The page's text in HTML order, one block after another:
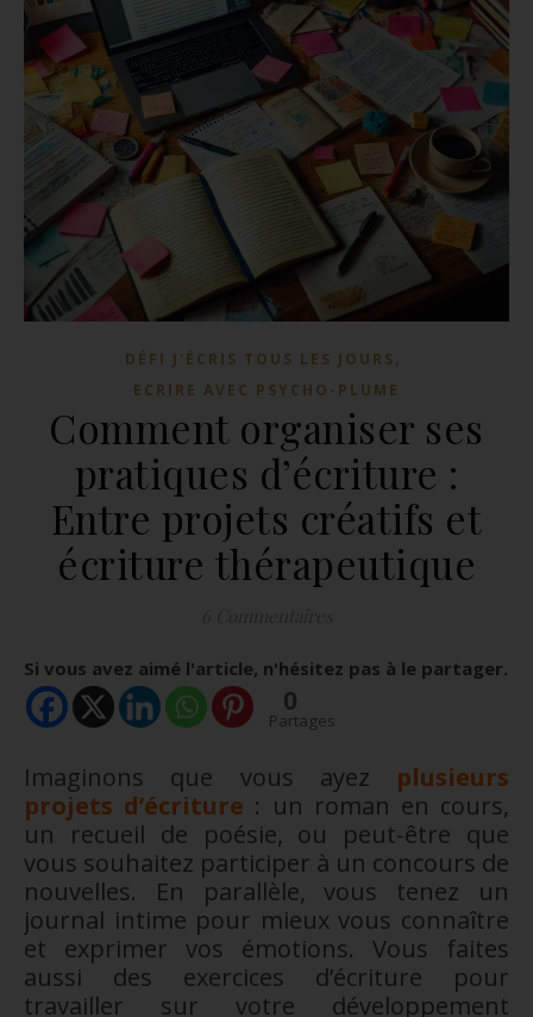
DÉFI J'ÉCRIS TOUS LES JOURS,
ECRIRE AVEC PSYCHO-PLUME
Comment organiser ses
pratiques d’écriture :
Entre projets créatifs et
écriture thérapeutique
Si vous avez aimé l'article, n'hésitez pas à le partager.
0
Partages
Imaginons que vous ayez plusieurs
projets d’écriture : un roman en cours,
un recueil de poésie, ou peut-être que
vous souhaitez participer à un concours de
nouvelles. En parallèle, vous tenez un
journal intime pour mieux vous connaître
et exprimer vos émotions. Vous faites
aussi des exercices d’écriture pour
travailler sur votre développement